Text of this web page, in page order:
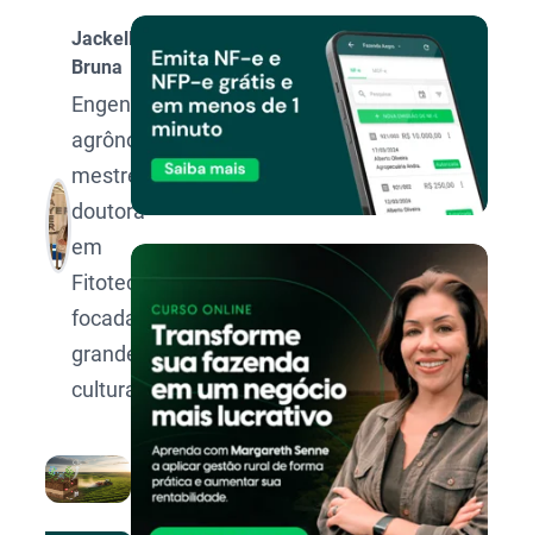
Jackellyne
Bruna
Engenheira
agrônoma,
mestre e
doutora
em
Fitotecnia
focada em
grandes
culturas.